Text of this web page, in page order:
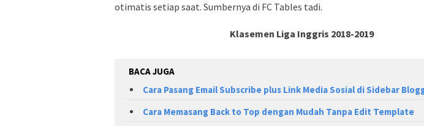
otimatis setiap saat. Sumbernya di FC Tables tadi.
Klasemen Liga Inggris 2018-2019
BACA JUGA
Cara Pasang Email Subscribe plus Link Media Sosial di Sidebar
Cara Memasang Back to Top dengan Mudah Tanpa Edit Template